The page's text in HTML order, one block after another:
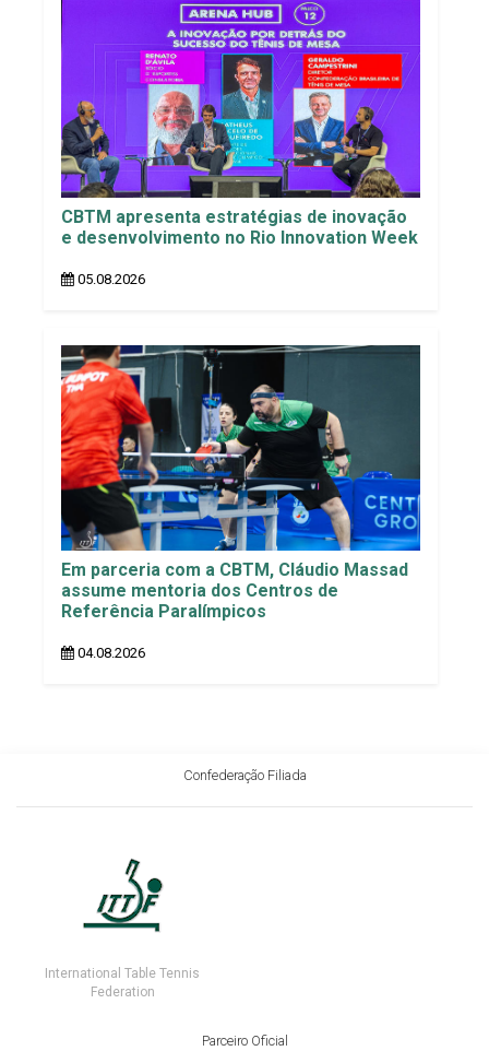
CBTM apresenta estratégias de inovação
e desenvolvimento no Rio Innovation Week
05.08.2026
Em parceria com a CBTM, Cláudio Massad
assume mentoria dos Centros de
Referência Paralímpicos
04.08.2026
Confederação Filiada
International Table Tennis
Federation
Parceiro Oficial